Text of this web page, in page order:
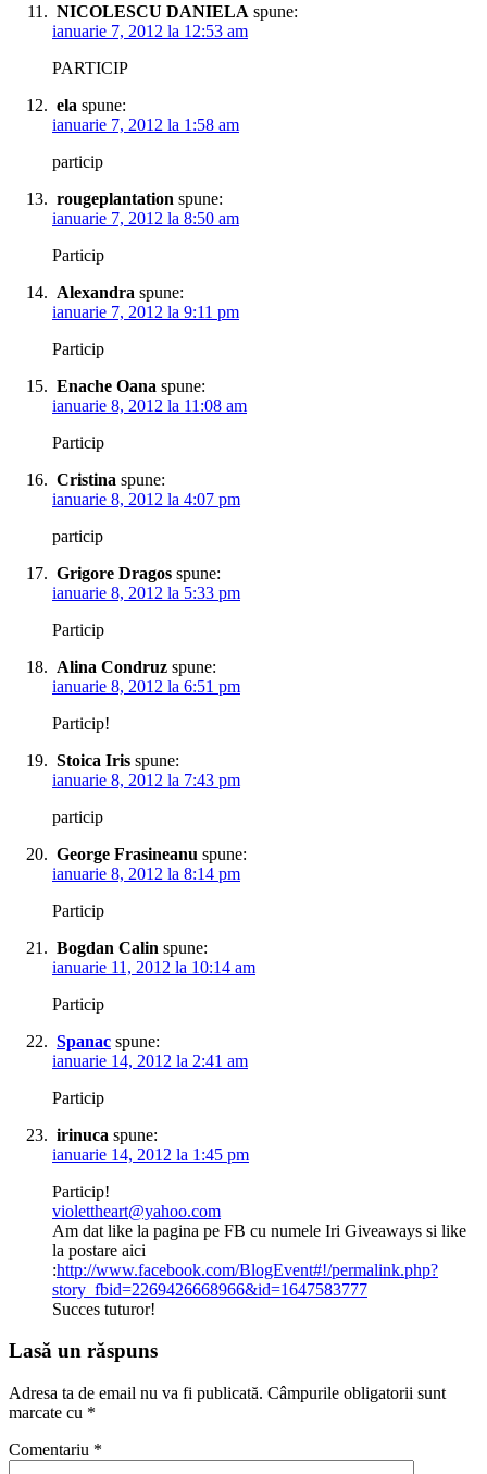
NICOLESCU DANIELA spune:
ianuarie 7, 2012 la 12:53 am
PARTICIP
ela spune:
ianuarie 7, 2012 la 1:58 am
particip
rougeplantation spune:
ianuarie 7, 2012 la 8:50 am
Particip
Alexandra spune:
ianuarie 7, 2012 la 9:11 pm
Particip
Enache Oana spune:
ianuarie 8, 2012 la 11:08 am
Particip
Cristina spune:
ianuarie 8, 2012 la 4:07 pm
particip
Grigore Dragos spune:
ianuarie 8, 2012 la 5:33 pm
Particip
Alina Condruz spune:
ianuarie 8, 2012 la 6:51 pm
Particip!
Stoica Iris spune:
ianuarie 8, 2012 la 7:43 pm
particip
George Frasineanu spune:
ianuarie 8, 2012 la 8:14 pm
Particip
Bogdan Calin spune:
ianuarie 11, 2012 la 10:14 am
Particip
Spanac spune:
ianuarie 14, 2012 la 2:41 am
Particip
irinuca spune:
ianuarie 14, 2012 la 1:45 pm
Particip!
violettheart@yahoo.com
Am dat like la pagina pe FB cu numele Iri Giveaways si like
la postare aici
:http://www.facebook.com/BlogEvent#!/permalink.php?
story_fbid=2269426668966&id=1647583777
Succes tuturor!
Lasă un răspuns
Adresa ta de email nu va fi publicată. Câmpurile obligatorii sunt
marcate cu *
Comentariu *